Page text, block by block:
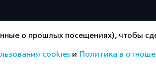
права защищены.
о прошлых посещениях), чтобы
cookiesи Политика в